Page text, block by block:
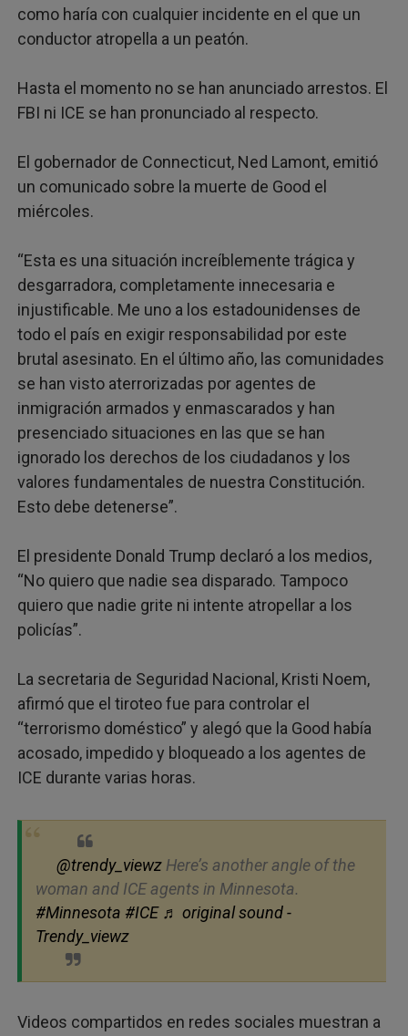
como haría con cualquier incidente en el que un
conductor atropella a un peatón.
Hasta el momento no se han anunciado arrestos. El
FBI ni ICE se han pronunciado al respecto.
El gobernador de Connecticut, Ned Lamont, emitió
un comunicado sobre la muerte de Good el
miércoles.
“Esta es una situación increíblemente trágica y
desgarradora, completamente innecesaria e
injustificable. Me uno a los estadounidenses de
todo el país en exigir responsabilidad por este
brutal asesinato. En el último año, las comunidades
se han visto aterrorizadas por agentes de
inmigración armados y enmascarados y han
presenciado situaciones en las que se han
ignorado los derechos de los ciudadanos y los
valores fundamentales de nuestra Constitución.
Esto debe detenerse”.
El presidente Donald Trump declaró a los medios,
“No quiero que nadie sea disparado. Tampoco
quiero que nadie grite ni intente atropellar a los
policías”.
La secretaria de Seguridad Nacional, Kristi Noem,
afirmó que el tiroteo fue para controlar el
“terrorismo doméstico” y alegó que la Good había
acosado, impedido y bloqueado a los agentes de
ICE durante varias horas.
@trendy_viewzHere’s another angle of the
woman and ICE agents in Minnesota.
#Minnesota #ICE ♬ original sound -
Trendy_viewz
Videos compartidos en redes sociales muestran a